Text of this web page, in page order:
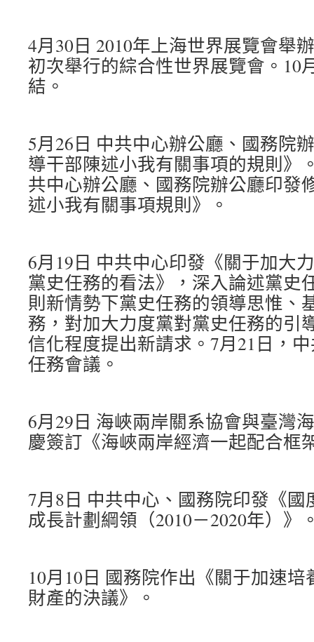
4月30日 2010年上海世界展覽會舉
初次舉行的綜合性世界展覽會。10
結。
5月26日 中共中心辦公廳、國務院
導干部陳述小我有關事項的規則》
共中心辦公廳、國務院辦公廳印發
述小我有關事項規則》。
6月19日 中共中心印發《關于加大
黨史任務的看法》，深入論述黨史
則新情勢下黨史任務的領導思惟、
務，對加大力度黨對黨史任務的引
信化程度提出新請求。7月21日，
任務會議。
6月29日 海峽兩岸關系協會與臺灣
慶簽訂《海峽兩岸經濟一起配合框
7月8日 中共中心、國務院印發《
成長計劃綱領（2010－2020年）》
10月10日 國務院作出《關于加速
財產的決議》。